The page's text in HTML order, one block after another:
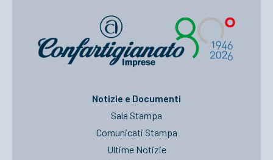
Notizie e Documenti
Sala Stampa
Comunicati Stampa
Ultime Notizie